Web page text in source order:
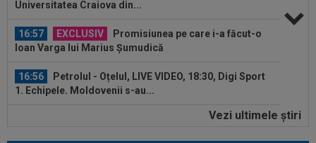
Universitatea Craiova din...
16:57 EXCLUSIV
Promisiunea pe care i-a făcut-o
Ioan Varga lui Marius Șumudică
16:56
Petrolul - Oțelul, LIVE VIDEO, 18:30, Digi Sport
1. Echipele. Moldovenii s-au...
Ce ofertă: 115.000.000 de euro pentruVezi ultimele ştiri